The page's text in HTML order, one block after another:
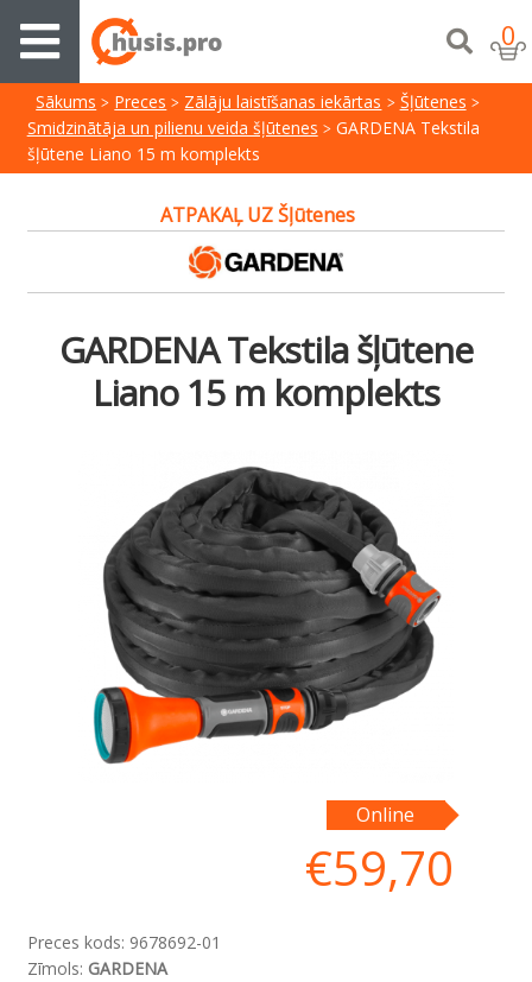
0
Sākums Preces Zālāju laistīšanas iekārtas
Šļūtenes
Smidzinātāja un pilienu veida šļūtenes
GARDENA Tekstila
šļūtene Liano 15 m komplekts
ATPAKAĻ UZ Šļūtenes
GARDENA Tekstila šļūtene
Liano 15 m komplekts
Online
€59,70
Preces kods: 9678692-01
Zīmols: GARDENA